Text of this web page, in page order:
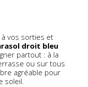
vos sorties et
droit bleu
partout : à la
ou sur tous
agréable pour
soleil.